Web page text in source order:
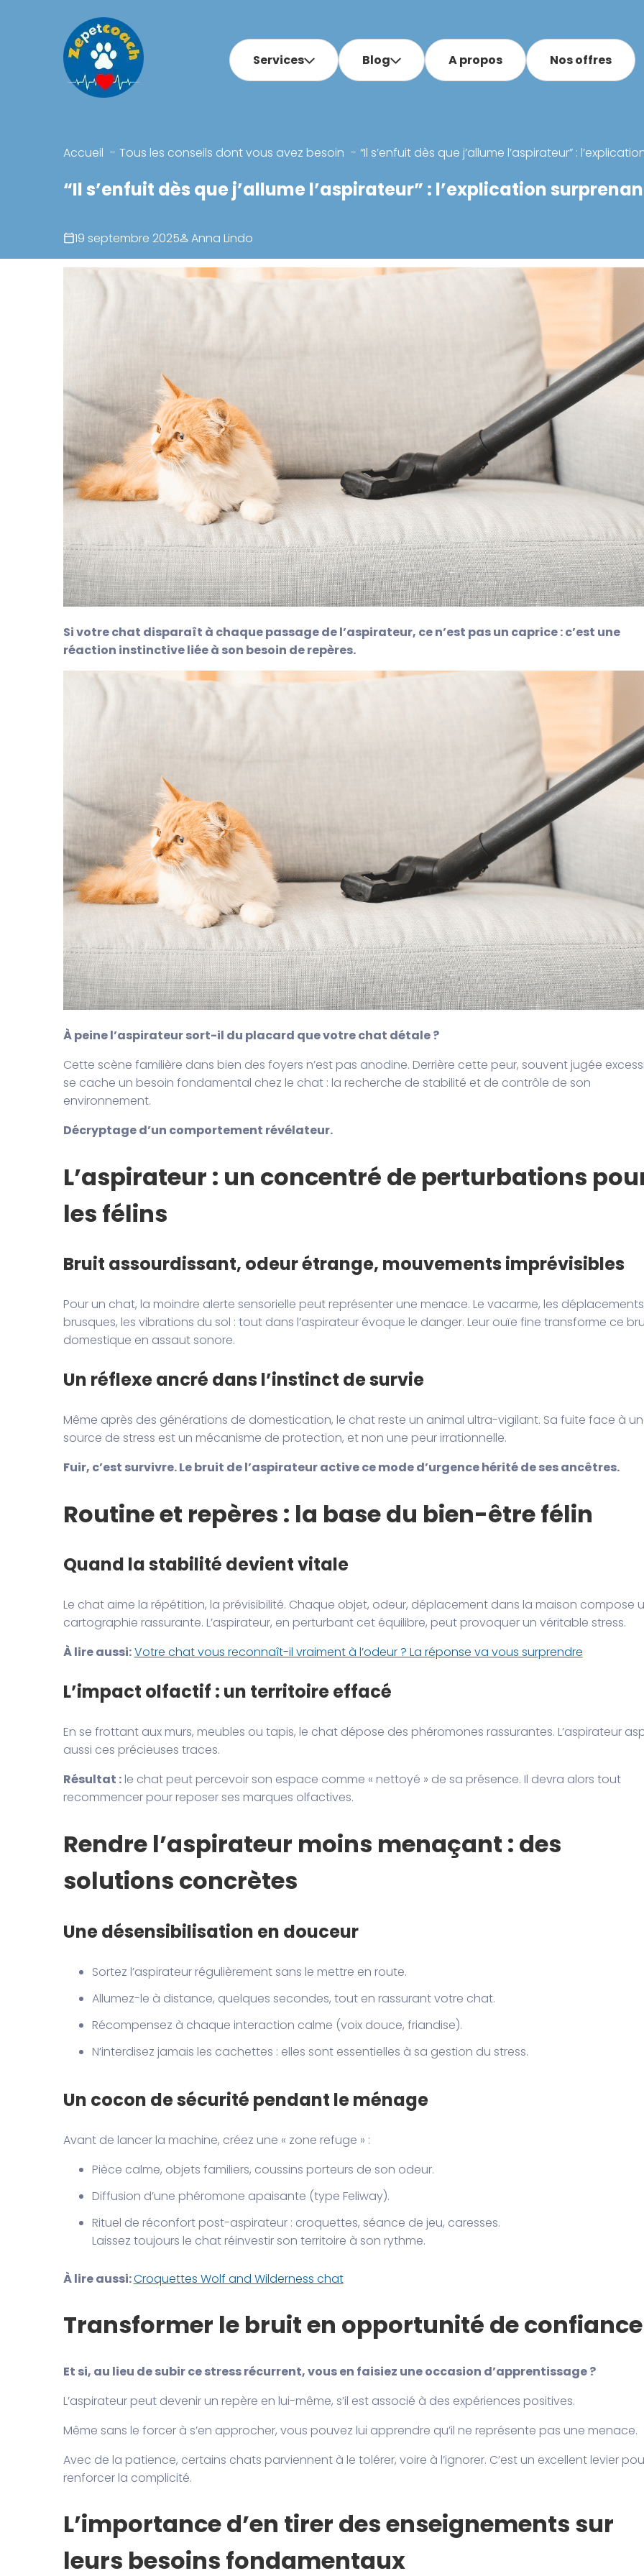
Services Blog A propos Nos offres
Accueil Tous les conseils dont vous avez besoin “Il s’enfuit dès que j’allume l’aspirateur” :
“Il s’enfuit dès que j’allume l’aspirateur” : l’explication
19 septembre 2025 Anna Lindo
Si votre chat disparaît à chaque passage de l’aspirateur, ce n’est pas un caprice : c’est une
réaction instinctive liée à son besoin de repères.
À peine l’aspirateur sort-il du placard que votre chat détale ?
Cette scène familière dans bien des foyers n’est pas anodine. Derrière cette peur, souvent jugée
se cache un besoin fondamental chez le chat : la recherche de stabilité et de contrôle de son
environnement.
Décryptage d’un comportement révélateur.
L’aspirateur : un concentré de perturbations
les félins
Bruit assourdissant, odeur étrange, mouvements imprévisibles
Pour un chat, la moindre alerte sensorielle peut représenter une menace. Le vacarme, les déplacements
brusques, les vibrations du sol : tout dans l’aspirateur évoque le danger. Leur ouïe fine transforme ce
domestique en assaut sonore.
Un réflexe ancré dans l’instinct de survie
Même après des générations de domestication, le chat reste un animal ultra-vigilant. Sa fuite face à
source de stress est un mécanisme de protection, et non une peur irrationnelle.
Fuir, c’est survivre. Le bruit de l’aspirateur active ce mode d’urgence hérité de ses ancêtres.
Routine et repères : la base du bien-être félin
Quand la stabilité devient vitale
Le chat aime la répétition, la prévisibilité. Chaque objet, odeur, déplacement dans la maison compose
cartographie rassurante. L’aspirateur, en perturbant cet équilibre, peut provoquer un véritable stress.
À lire aussi:Votre chat vous reconnaît-il vraiment à l’odeur ? La réponse va vous surprendre
L’impact olfactif : un territoire effacé
En se frottant aux murs, meubles ou tapis, le chat dépose des phéromones rassurantes. L’aspirateur
aussi ces précieuses traces.
Résultat :le chat peut percevoir son espace comme « nettoyé » de sa présence. Il devra alors tout
recommencer pour reposer ses marques olfactives.
Rendre l’aspirateur moins menaçant : des
solutions concrètes
Une désensibilisation en douceur
Sortez l’aspirateur régulièrement sans le mettre en route.
Allumez-le à distance, quelques secondes, tout en rassurant votre chat.
Récompensez à chaque interaction calme (voix douce, friandise).
N’interdisez jamais les cachettes : elles sont essentielles à sa gestion du stress.
Un cocon de sécurité pendant le ménage
Avant de lancer la machine, créez une « zone refuge » :
Pièce calme, objets familiers, coussins porteurs de son odeur.
Diffusion d’une phéromone apaisante (type Feliway).
Rituel de réconfort post-aspirateur : croquettes, séance de jeu, caresses.
Laissez toujours le chat réinvestir son territoire à son rythme.
À lire aussi:Croquettes Wolf and Wilderness chat
Transformer le bruit en opportunité de confiance
Et si, au lieu de subir ce stress récurrent, vous en faisiez une occasion d’apprentissage ?
L’aspirateur peut devenir un repère en lui-même, s’il est associé à des expériences positives.
Même sans le forcer à s’en approcher, vous pouvez lui apprendre qu’il ne représente pas une menace.
Avec de la patience, certains chats parviennent à le tolérer, voire à l’ignorer. C’est un excellent levier
renforcer la complicité.
L’importance d’en tirer des enseignements sur
leurs besoins fondamentaux